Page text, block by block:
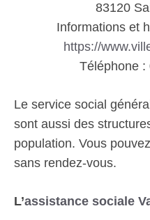
83120
Informations et
https://
Téléphone :
Le service social
sont aussi des
population. Vous
sans rendez-vous.
L’assistance sociale